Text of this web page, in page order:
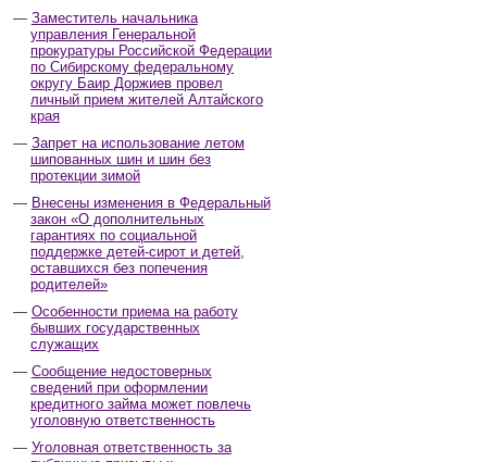
Заместитель начальника
управления Генеральной
прокуратуры Российской Федерации
по Сибирскому федеральному
округу Баир Доржиев провел
личный прием жителей Алтайского
края
Запрет на использование летом
шипованных шин и шин без
протекции зимой
Внесены изменения в Федеральный
закон «О дополнительных
гарантиях по социальной
поддержке детей-сирот и детей,
оставшихся без попечения
родителей»
Особенности приема на работу
бывших государственных
служащих
Сообщение недостоверных
сведений при оформлении
кредитного займа может повлечь
уголовную ответственность
Уголовная ответственность за